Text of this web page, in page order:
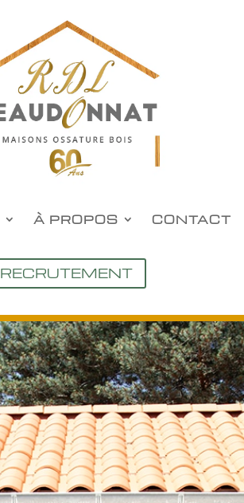
À PROPOS CONTACT
RECRUTEMENT